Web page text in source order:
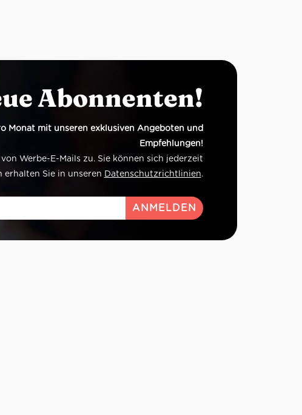
Abonnenten!
Monat mit unseren exklusiven Angeboten und
Empfehlungen!
Werbe-E-Mails zu. Sie können sich jederzeit
erhalten Sie in unseren Datenschutzrichtlinien.